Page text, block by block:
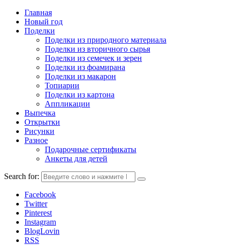
Главная
Новый год
Поделки
Поделки из природного материала
Поделки из вторичного сырья
Поделки из семечек и зерен
Поделки из фоамирана
Поделки из макарон
Топиарии
Поделки из картона
Аппликации
Выпечка
Открытки
Рисунки
Разное
Подарочные сертификаты
Анкеты для детей
Search for:
Facebook
Twitter
Pinterest
Instagram
BlogLovin
RSS